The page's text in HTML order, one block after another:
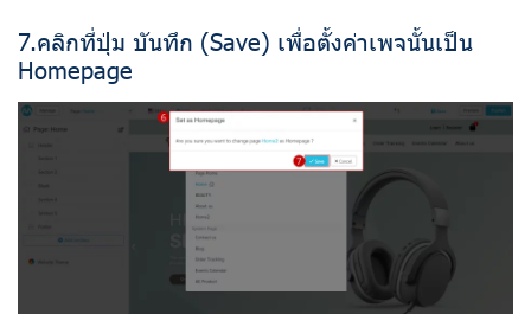
7.คลิกที่ปุ่ม บันทึก (Save) เพื่อตั้งค่าเพจนั้นเป็น
Homepage